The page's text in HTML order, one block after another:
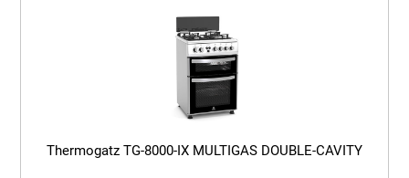
Thermogatz TG-8000-IX MULTIGAS DOUBLE-CAVITY